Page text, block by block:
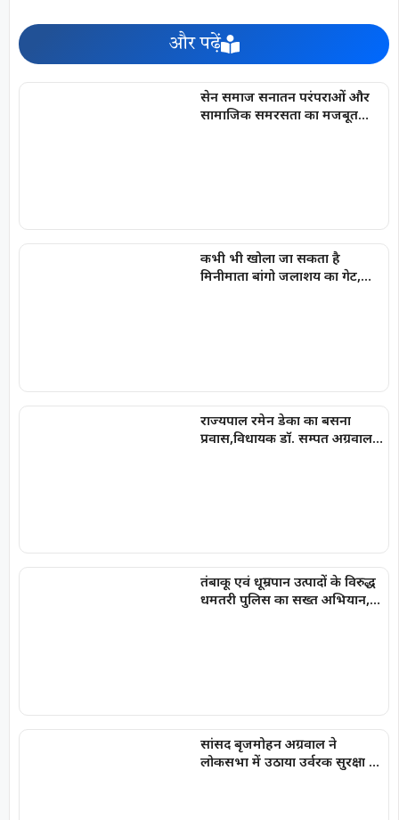
और पढ़ें
सेन समाज सनातन परंपराओं और
सामाजिक समरसता का मजबूत
कभी भी खोला जा सकता है
मिनीमाता बांगो जलाशय का गेट,
राज्यपाल रमेन डेका का बसना
प्रवास,विधायक डॉ. सम्पत अग्रवाल
तंबाकू एवं धूम्रपान उत्पादों के विरुद्ध
धमतरी पुलिस का सख्त अभियान,
सांसद बृजमोहन अग्रवाल ने
लोकसभा में उठाया उर्वरक सुरक्षा का